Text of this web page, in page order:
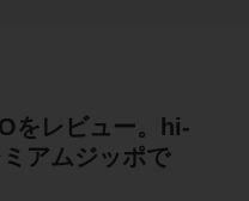
をレビュー。hi-
アムジッポで